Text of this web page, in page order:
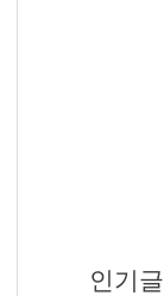
인기글